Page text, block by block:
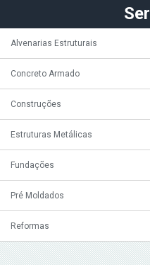
Alvenarias Estruturais
Concreto Armado
Construções
Estruturas Metálicas
Fundações
Pré Moldados
Reformas